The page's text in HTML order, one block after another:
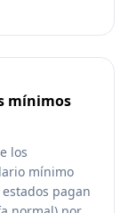
mínimos
los
mínimo
pagan